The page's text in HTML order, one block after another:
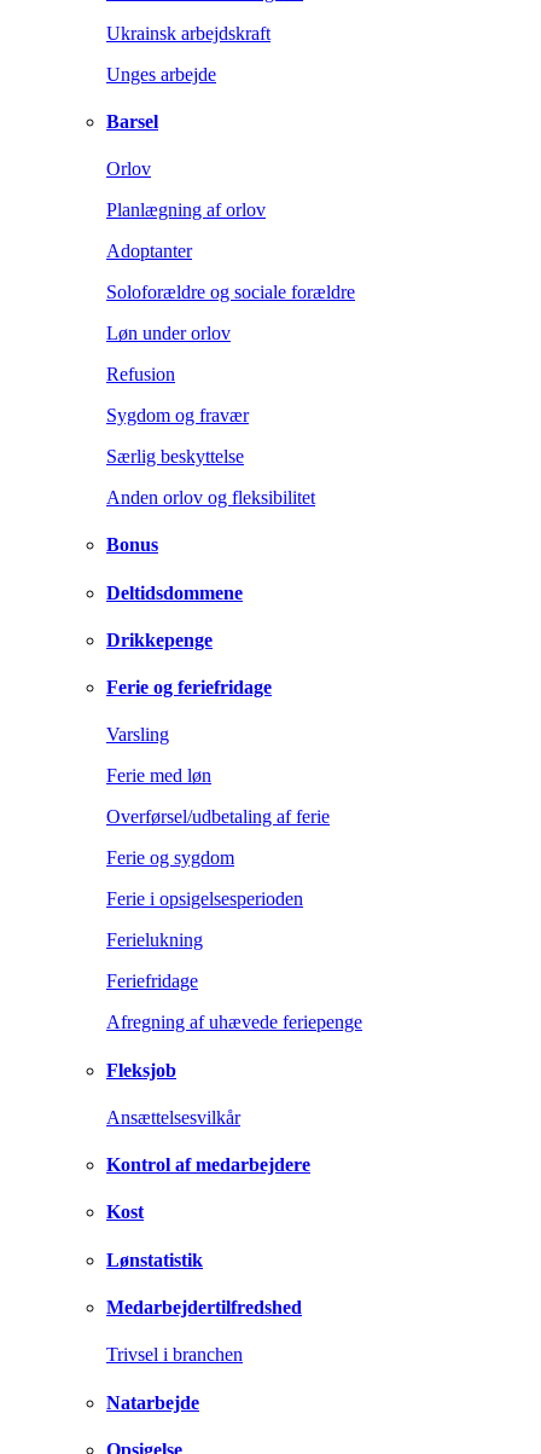
Ukrainsk arbejdskraft
Unges arbejde
Barsel
Orlov
Planlægning af orlov
Adoptanter
Soloforældre og sociale forældre
Løn under orlov
Refusion
Sygdom og fravær
Særlig beskyttelse
Anden orlov og fleksibilitet
Bonus
Deltidsdommene
Drikkepenge
Ferie og feriefridage
Varsling
Ferie med løn
Overførsel/udbetaling af ferie
Ferie og sygdom
Ferie i opsigelsesperioden
Ferielukning
Feriefridage
Afregning af uhævede feriepenge
Fleksjob
Ansættelsesvilkår
Kontrol af medarbejdere
Kost
Lønstatistik
Medarbejdertilfredshed
Trivsel i branchen
Natarbejde
Opsigelse